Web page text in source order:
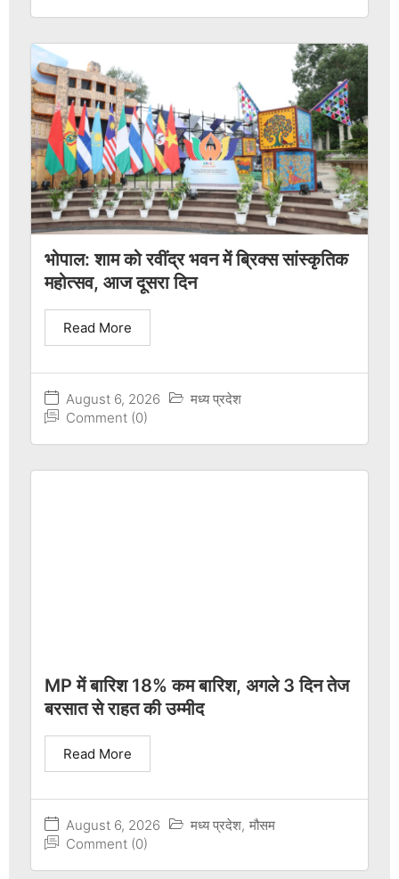
भोपाल: शाम को रवींद्र भवन में ब्रिक्स सांस्कृतिक
महोत्सव, आज दूसरा दिन
August 6, 2026
मध्य प्रदेश
Comment (0)
Read More
MP में बारिश 18% कम बारिश, अगले 3 दिन तेज
बरसात से राहत की उम्मीद
August 6, 2026 मध्य प्रदेश, मौसम
Comment (0)
Read More